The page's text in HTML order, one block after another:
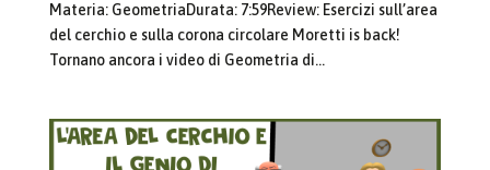
Materia: GeometriaDurata: 7:59Review: Esercizi sull’area
del cerchio e sulla corona circolare Moretti is back!
Tornano ancora i video di Geometria di...